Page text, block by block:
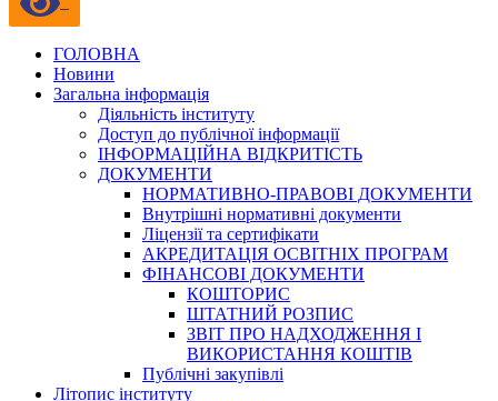
ГОЛОВНА
Новини
Загальна інформація
Діяльність інституту
Доступ до публічної інформації
ІНФОРМАЦІЙНА ВІДКРИТІСТЬ
ДОКУМЕНТИ
НОРМАТИВНО-ПРАВОВІ ДОКУМЕНТИ
Внутрішні нормативні документи
Ліцензії та сертифікати
АКРЕДИТАЦІЯ ОСВІТНІХ ПРОГРАМ
ФІНАНСОВІ ДОКУМЕНТИ
КОШТОРИС
ШТАТНИЙ РОЗПИС
ЗВІТ ПРО НАДХОДЖЕННЯ І
ВИКОРИСТАННЯ КОШТІВ
Публічні закупівлі
Літопис інституту